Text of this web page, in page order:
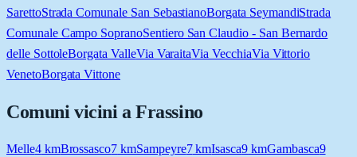
SarettoStrada Comunale San SebastianoBorgata SeymandiStrada
Comunale Campo SopranoSentiero San Claudio - San Bernardo
delle SottoleBorgata ValleVia VaraitaVia VecchiaVia Vittorio
VenetoBorgata Vittone
Comuni vicini aFrassino
Melle4kmBrossasco7 kmSampeyre7kmIsasca9 kmGambasca9